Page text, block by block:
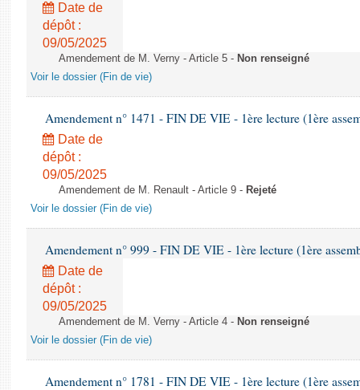
Date de
dépôt :
09/05/2025
Amendement de M. Verny - Article 5 - Non renseigné
Voir le dossier (Fin de vie)
Amendement n° 1471 - FIN DE VIE - 1ère lecture (1ère
Date de
dépôt :
09/05/2025
Amendement de M. Renault - Article 9 - Rejeté
Voir le dossier (Fin de vie)
Amendement n° 999 - FIN DE VIE - 1ère lecture (1ère
Date de
dépôt :
09/05/2025
Amendement de M. Verny - Article 4 - Non renseigné
Voir le dossier (Fin de vie)
Amendement n° 1781 - FIN DE VIE - 1ère lecture (1ère